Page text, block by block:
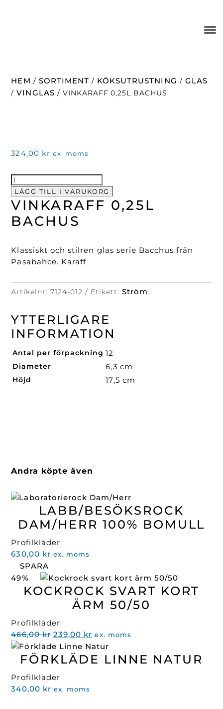
HEM / SORTIMENT / KÖKSUTRUSTNING / GLAS
/VINGLAS / VINKARAFF 0,25L BACHUS
VINKARAFF 0,25L
BACHUS
Klassiskt och stilren glas serie Bacchus från
Pasabahce. Karaff
Artikelnr:7124-012 Etikett: Ström
YTTERLIGARE
INFORMATION
Antal per förpackning 12
Diameter 6,3 cm
Höjd 17,5 cm
324,00 kr ex. moms
VINKARAFF
0,25L
BACHUS
LÄGG TILL I VARUKORG
Andra köpte även
LABB/BESÖKSROCK
DAM/HERR 100% BOMULL
Profilkläder
630,00 kr ex. moms
SPARA
49%
KOCKROCK SVART KORT
ÄRM 50/50
Profilkläder
466,00kr Det
ursprungliga
priset
466,00 kr.
239,00 kr Det
nuvarande
priset
ex. moms
FÖRKLÄDE LINNE NATUR
Profilkläder
340,00 kr ex. moms